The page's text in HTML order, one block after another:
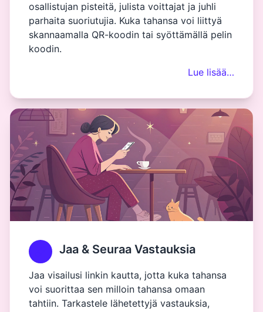
osallistujan pisteitä, julista voittajat ja juhli
parhaita suoriutujia. Kuka tahansa voi liittyä
skannaamalla QR-koodin tai syöttämällä pelin
koodin.
Lue lisää…
Jaa & Seuraa Vastauksia
Jaa visailusi linkin kautta, jotta kuka tahansa
voi suorittaa sen milloin tahansa omaan
tahtiin. Tarkastele lähetettyjä vastauksia,